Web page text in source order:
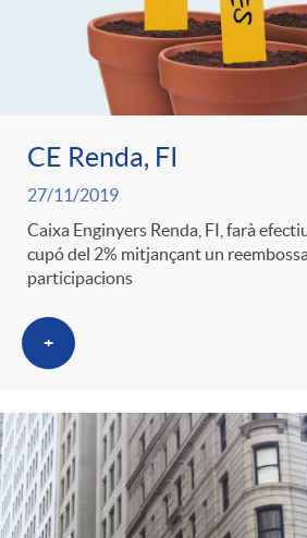
CE Renda, FI
27/11/2019
Caixa Enginyers Renda, FI, farà
cupó del 2% mitjançant un
participacions
+